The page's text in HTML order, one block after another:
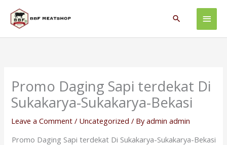
content
Main
Search
Promo Daging Sapi terdekat Di
Sukakarya-Sukakarya-Bekasi
Leave a Comment / Uncategorized / Byadmin admin
Promo Daging Sapi terdekat Di Sukakarya-Sukakarya-Bekasi